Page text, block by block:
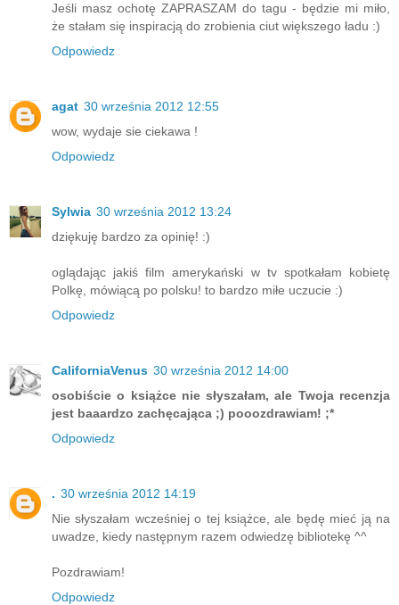
Jeśli masz ochotę ZAPRASZAM do tagu - będzie mi miło,
że stałam się inspiracją do zrobienia ciut większego ładu :)
Odpowiedz
agat 30 września 2012 12:55
wow, wydaje sie ciekawa !
Odpowiedz
Sylwia 30 września 2012 13:24
dziękuję bardzo za opinię! :)
oglądając jakiś film amerykański w tv spotkałam kobietę
Polkę, mówiącą po polsku! to bardzo miłe uczucie :)
Odpowiedz
CaliforniaVenus 30 września 2012 14:00
osobiście o książce nie słyszałam, ale Twoja recenzja
jest baaardzo zachęcająca ;) pooozdrawiam! ;*
Odpowiedz
. 30 września 2012 14:19
Nie słyszałam wcześniej o tej książce, ale będę mieć ją na
uwadze, kiedy następnym razem odwiedzę bibliotekę ^^
Pozdrawiam!
Odpowiedz